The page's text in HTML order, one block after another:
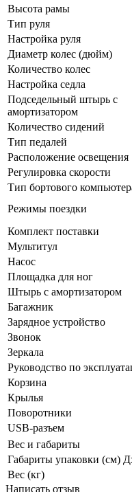
Высота рамы
Тип руля
Настройка руля
Диаметр колес (дюйм)
Количество колес
Настройка седла
Подседельный штырь с
амортизатором
Количество сидений
Тип педалей
Расположение освещения
Регулировка скорости
Тип бортового
Режимы поездки
Комплект поставки
Мультитул
Насос
Площадка для ног
Штырь с амортизатором
Багажник
Зарядное устройство
Звонок
Зеркала
Руководство по
Корзина
Крылья
Поворотники
USB-разъем
Вес и габариты
Габариты упаковки (см)
Вес (кг)
Написать отзыв